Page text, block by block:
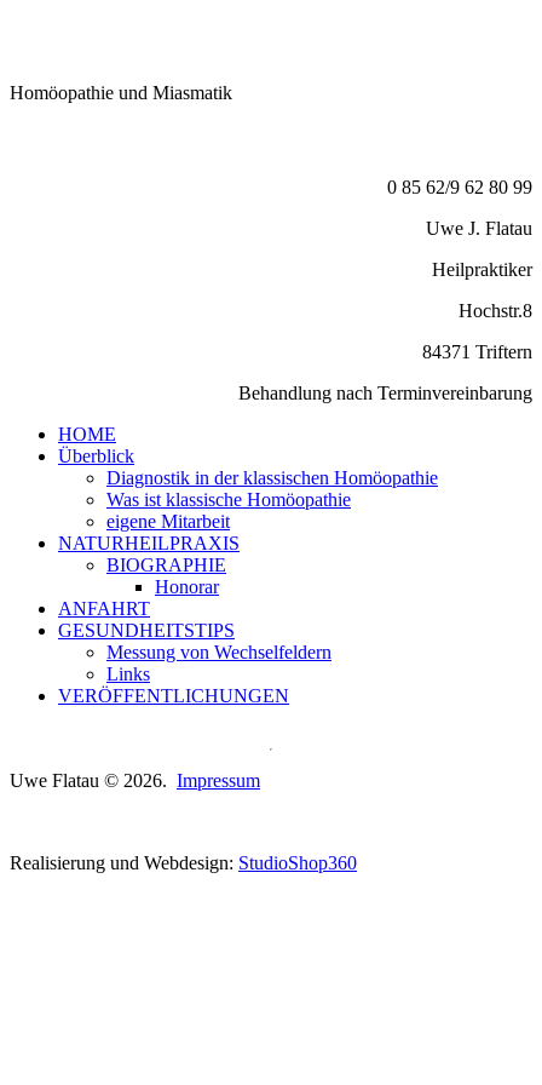
Homöopathie und Miasmatik
0 85 62/9 62 80 99
Uwe J. Flatau
Heilpraktiker
Hochstr.8
84371 Triftern
Behandlung nach Terminvereinbarung
HOME
Überblick
Diagnostik in der klassischen Homöopathie
Was ist klassische Homöopathie
eigene Mitarbeit
NATURHEILPRAXIS
BIOGRAPHIE
Honorar
ANFAHRT
GESUNDHEITSTIPS
Messung von Wechselfeldern
Links
VERÖFFENTLICHUNGEN
Uwe Flatau © 2026. Impressum
Realisierung und Webdesign: StudioShop360